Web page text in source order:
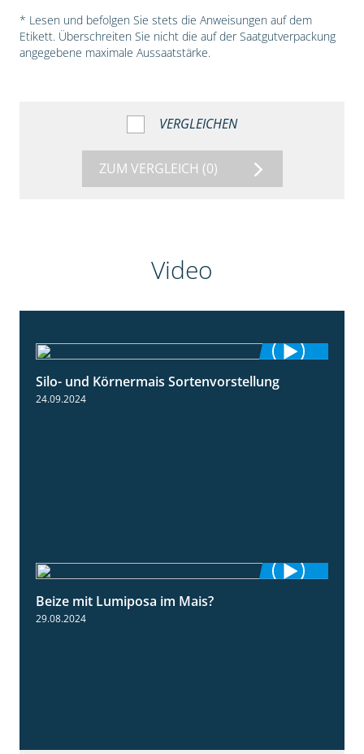
* Lesen und befolgen Sie stets die Anweisungen auf dem
Etikett. Überschreiten Sie nicht die auf der Saatgutverpackung
angegebene maximale Aussaatstärke.
VERGLEICHEN
ZUM VERGLEICH (0)
Video
4:26
Silo- und Körnermais Sortenvorstellung
24.09.2024
Beize mit Lumiposa im Mais?
29.08.2024